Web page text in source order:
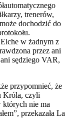
trenerów,
dochodzić do
w żadnym z
przez ani
sędziego VAR,
przypomnieć, że
Króla, czyli
których nie ma
przekazała La